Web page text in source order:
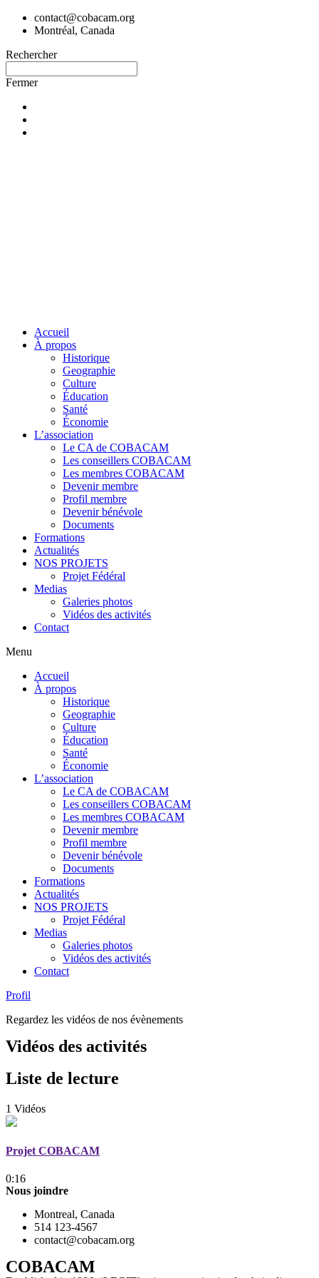
contact@cobacam.org
Montréal, Canada
Rechercher
Fermer
Accueil
À propos
Historique
Geographie
Culture
Éducation
Santé
Économie
L’association
Le CA de COBACAM
Les conseillers COBACAM
Les membres COBACAM
Devenir membre
Profil membre
Devenir bénévole
Documents
Formations
Actualités
NOS PROJETS
Projet Fédéral
Medias
Galeries photos
Vidéos des activités
Contact
Menu
Accueil
À propos
Historique
Geographie
Culture
Éducation
Santé
Économie
L’association
Le CA de COBACAM
Les conseillers COBACAM
Les membres COBACAM
Devenir membre
Profil membre
Devenir bénévole
Documents
Formations
Actualités
NOS PROJETS
Projet Fédéral
Medias
Galeries photos
Vidéos des activités
Contact
Profil
Regardez les vidéos de nos évènements
Vidéos des activités
Liste de lecture
1 Vidéos
Projet COBACAM
0:16
Nous joindre
Montreal, Canada
514 123-4567
contact@cobacam.org
COBACAM